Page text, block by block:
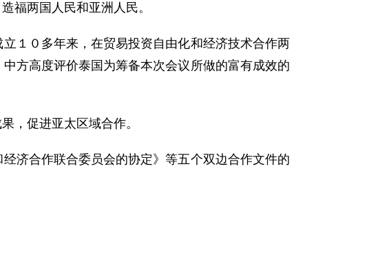
福两国人民和亚洲人民。
１０多年来，在贸易投资自由化和经济技术合作两
方高度评价泰国为筹备本次会议所做的富有成效的
，促进亚太区域合作。
济合作联合委员会的协定》等五个双边合作文件的